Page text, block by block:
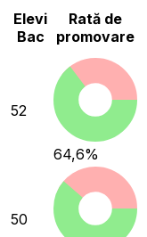
Elevi
Bac
Rată de
promovare
52
64,6%
50